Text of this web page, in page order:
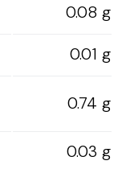
0.08 g
0.01 g
0.74 g
0.03 g